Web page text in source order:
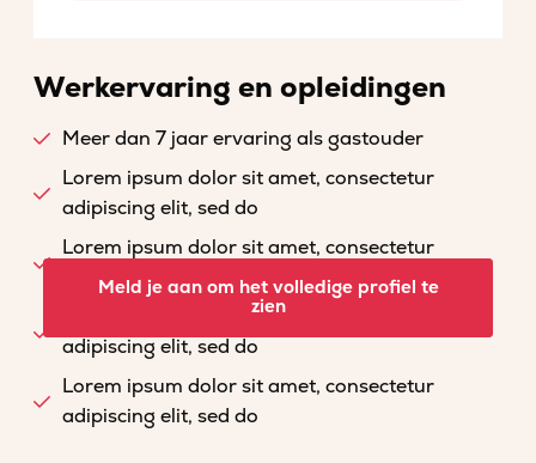
Werkervaring en opleidingen
Meer dan 7 jaar ervaring als gastouder
Lorem ipsum dolor sit amet, consectetur
adipiscing elit, sed do
Lorem ipsum dolor sit amet, consectetur
adipiscing elit, sed do
Lorem ipsum dolor sit amet, consectetur
adipiscing elit, sed do
Lorem ipsum dolor sit amet, consectetur
adipiscing elit, sed do
Meld je aan om het volledige profiel te
zien